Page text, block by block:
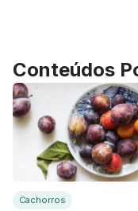
Conteúdos
Cachorros